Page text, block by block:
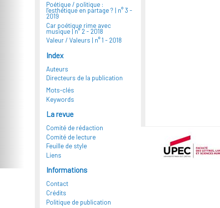
Poétique / politique :
l’esthétique en partage ? | n° 3 -
2019
Car poétique rime avec
musique |n° 2 - 2018
Valeur / Valeurs | n° 1 - 2018
Index
Auteurs
Directeurs de la publication
Mots-clés
Keywords
La revue
Comité de rédaction
Comité de lecture
Feuille de style
Liens
Informations
Contact
Crédits
Politique de publication